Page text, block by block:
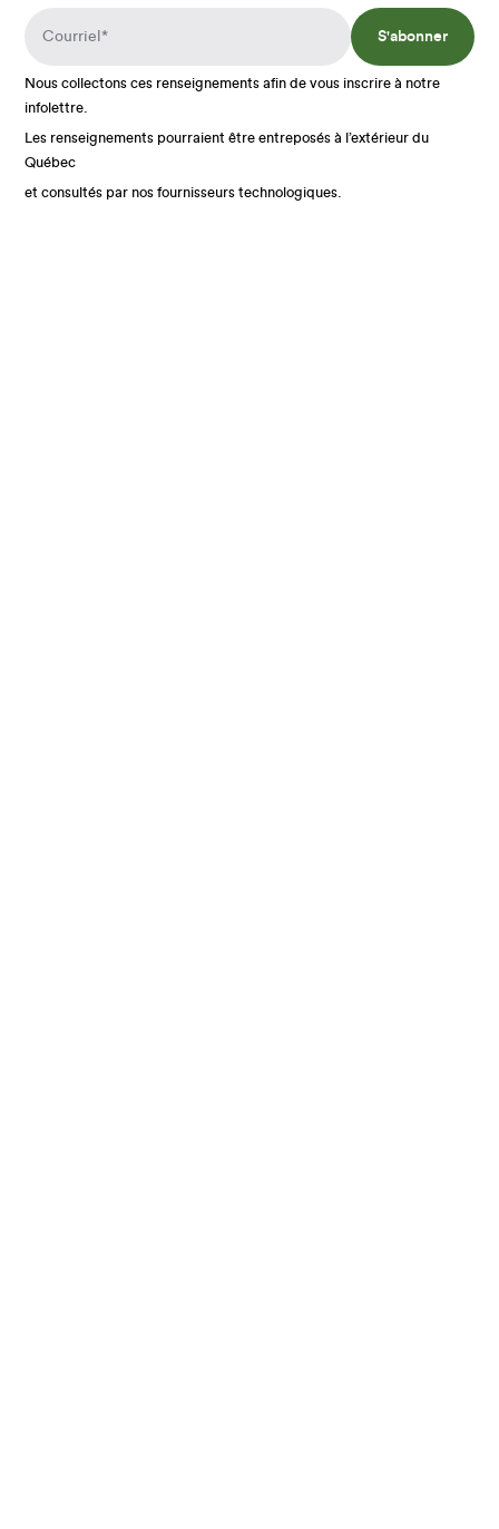
S'abonner
Nous collectons ces renseignements afin de vous inscrire à notre
infolettre.
Les renseignements pourraient être entreposés à l’extérieur du
Québec
et consultés par nos fournisseurs technologiques.